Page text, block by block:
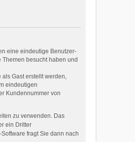
eine eindeutige Benutzer-
besucht haben und
Gast erstellt werden,
eindeutigen
Kundennummer von
zu verwenden. Das
ein Dritter
fragt Sie dann nach